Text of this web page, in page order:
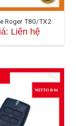
Roger T80/TX2
Liên hệ